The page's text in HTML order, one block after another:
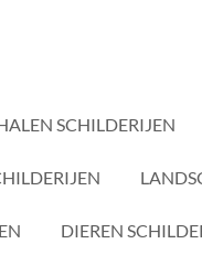
SCHILDERIJEN
DIEREN